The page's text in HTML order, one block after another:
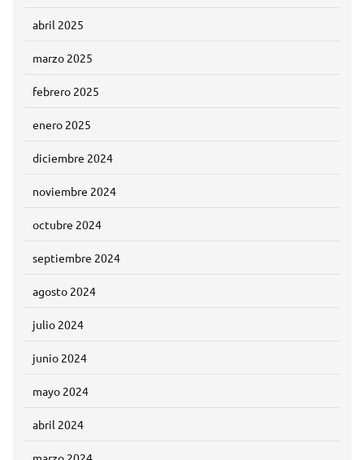
abril 2025
marzo 2025
febrero 2025
enero 2025
diciembre 2024
noviembre 2024
octubre 2024
septiembre 2024
agosto 2024
julio 2024
junio 2024
mayo 2024
abril 2024